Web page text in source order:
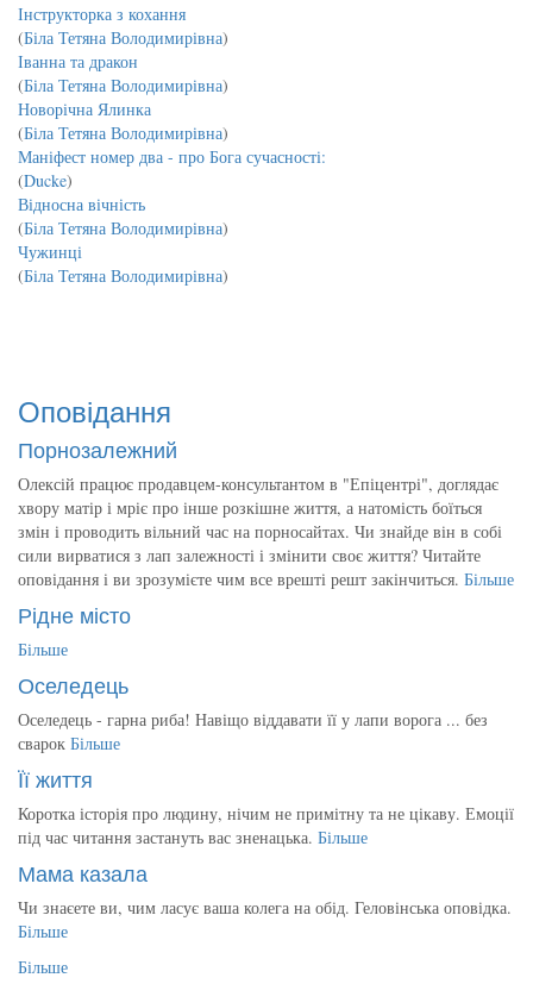
Інструкторка з кохання
(Біла Тетяна Володимирівна)
Іванна та дракон
(Біла Тетяна Володимирівна)
Новорічна Ялинка
(Біла Тетяна Володимирівна)
Маніфест номер два - про Бога сучасності:
(Ducke)
Відносна вічність
(Біла Тетяна Володимирівна)
Чужинці
(Біла Тетяна Володимирівна)
Оповідання
Порнозалежний
Олексій працює продавцем-консультантом в "Епіцентрі", доглядає
хвору матір і мріє про інше розкішне життя, а натомість боїться
змін і проводить вільний час на порносайтах. Чи знайде він в собі
сили вирватися з лап залежності і змінити своє життя? Читайте
оповідання і ви зрозумієте чим все врешті решт закінчиться. Більше
Рідне місто
Більше
Оселедець
Оселедець - гарна риба! Навіщо віддавати її у лапи ворога ... без
сварок Більше
Її життя
Коротка історія про людину, нічим не примітну та не цікаву. Емоції
під час читання застануть вас зненацька. Більше
Мама казала
Чи знаєете ви, чим ласує ваша колега на обід. Геловінська оповідка.
Більше
Більше